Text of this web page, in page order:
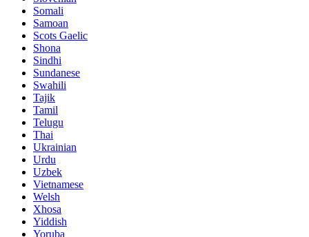
Somali
Samoan
Scots Gaelic
Shona
Sindhi
Sundanese
Swahili
Tajik
Tamil
Telugu
Thai
Ukrainian
Urdu
Uzbek
Vietnamese
Welsh
Xhosa
Yiddish
Yoruba